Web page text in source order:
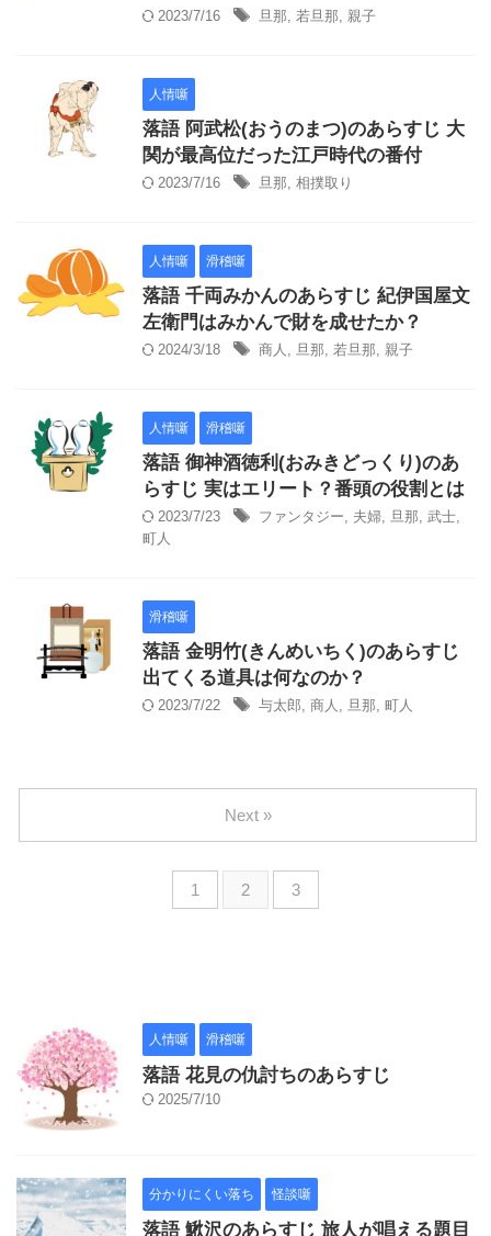
2023/7/16 旦那, 若旦那, 親子
人情噺
落語 阿武松(おうのまつ)のあらすじ 大
関が最高位だった江戸時代の番付
2023/7/16 旦那, 相撲取り
人情噺 滑稽噺
落語 千両みかんのあらすじ 紀伊国屋文
左衛門はみかんで財を成せたか？
2024/3/18 商人 , 旦那, 若旦那, 親子
人情噺 滑稽噺
落語 御神酒徳利(おみきどっくり)のあ
らすじ 実はエリート？番頭の役割とは
2023/7/23 ファンタジー, 夫婦, 旦那, 武士,
町人
滑稽噺
落語 金明竹(きんめいちく)のあらすじ
出てくる道具は何なのか？
2023/7/22 与太郎, 商人 , 旦那, 町人
1 2 3
Next »
人情噺 滑稽噺
落語 花見の仇討ちのあらすじ
2025/7/10
分かりにくい落ち 怪談噺
落語 鰍沢のあらすじ 旅人が唱える題目